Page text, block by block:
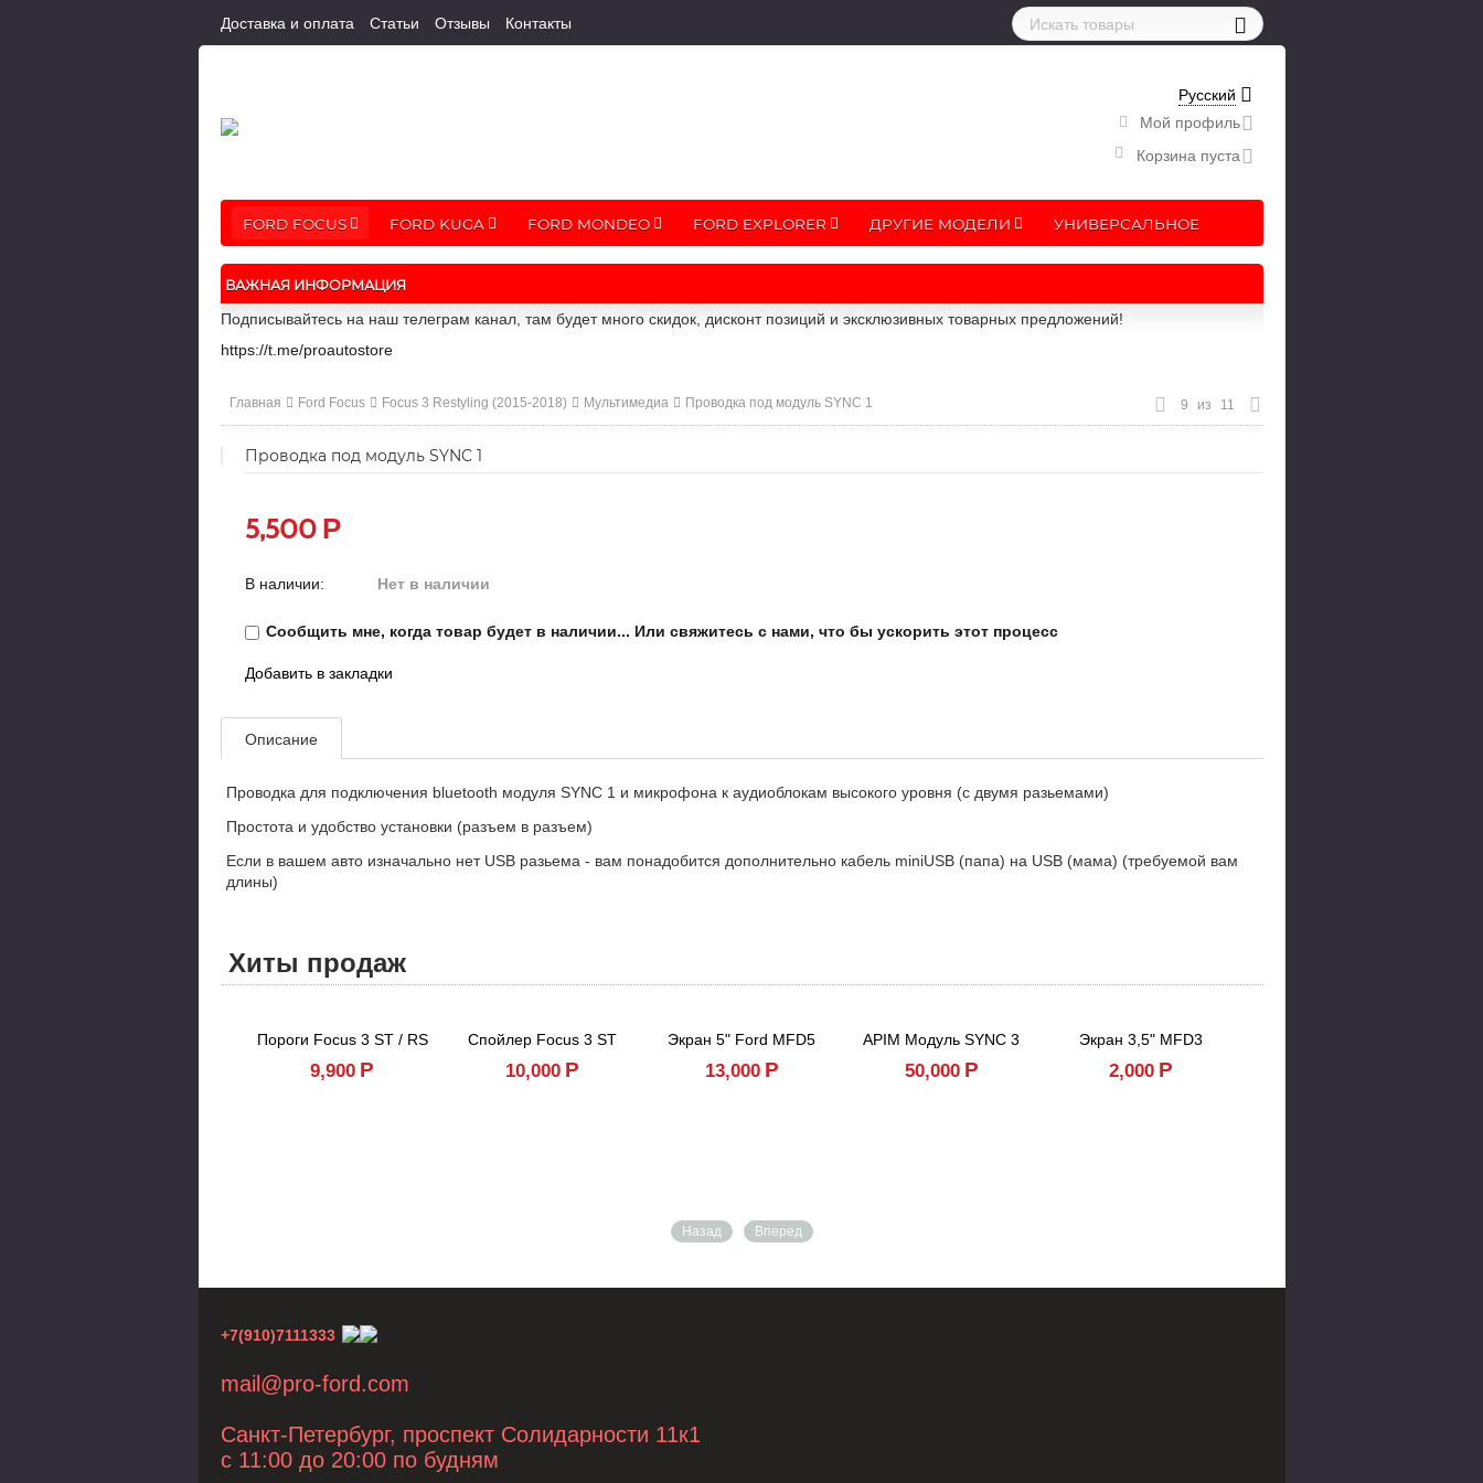
Доставка и оплата Статьи Отзывы Контакты
Русский
Мой профиль
Корзина пуста
FORD FOCUS FORD KUGA FORD MONDEO FORD EXPLORER ДРУГИЕ МОДЕЛИ УНИВЕРСАЛЬНОЕ
ВАЖНАЯ ИНФОРМАЦИЯ
Подписывайтесь на наш телеграм канал, там будет много скидок, дисконт позиций и эксклюзивных товарных предложений!
https://t.me/proautostore
Главная Ford Focus Focus 3 Restyling (2015-2018) Мультимедиа Проводка под модуль SYNC 1 9 из 11
Проводка под модуль SYNC 1
5,500 Р
В наличии: Нет в наличии
Сообщить мне, когда товар будет в наличии... Или свяжитесь с нами, что бы ускорить этот процесс
Добавить в закладки
Описание
Проводка для подключения bluetooth модуля SYNC 1 и микрофона к аудиоблокам высокого уровня (с двумя разьемами)
Простота и удобство установки (разъем в разъем)
Если в вашем авто изначально нет USB разьема - вам понадобится дополнительно кабель miniUSB (папа) на USB (мама) (требуемой вам
длины)
Хиты продаж
Пороги Focus 3 ST / RS
9,900 Р
Спойлер Focus 3 ST
10,000 Р
Экран 5" Ford MFD5
13,000 Р
APIM Модуль SYNC 3
50,000 Р
Экран 3,5" MFD3
2,000 Р
Назад Вперед
+7(910)7111333
mail@pro-ford.com
Санкт-Петербург, проспект Солидарности 11к1
с 11:00 до 20:00 по будням